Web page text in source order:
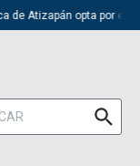
de Atizapán opta por el